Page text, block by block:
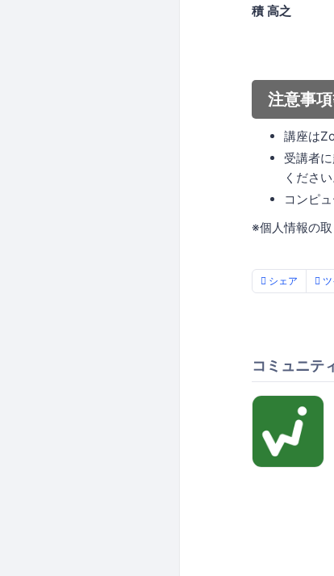
積 高之
注意事
講座は
受講者
ください
コンピ
※個人情報の
シェア
コミュニテ